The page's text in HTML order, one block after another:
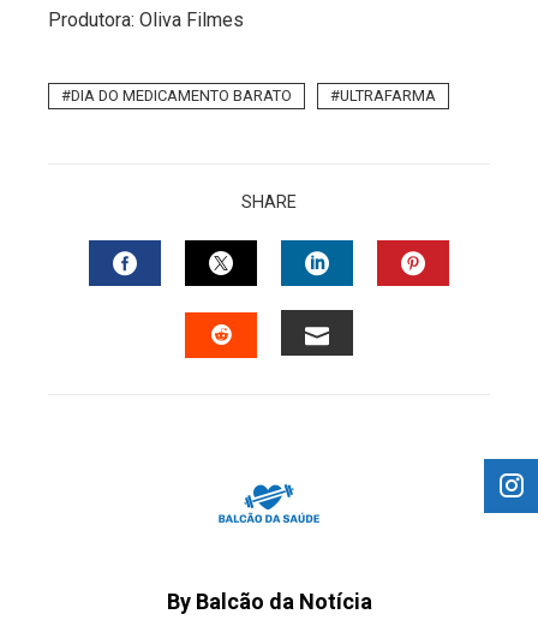
Produtora: Oliva Filmes
DIA DO MEDICAMENTO BARATO ULTRAFARMA
SHARE
FACEBOOKTWITTERLINKEDIN
By Balcão da Notícia